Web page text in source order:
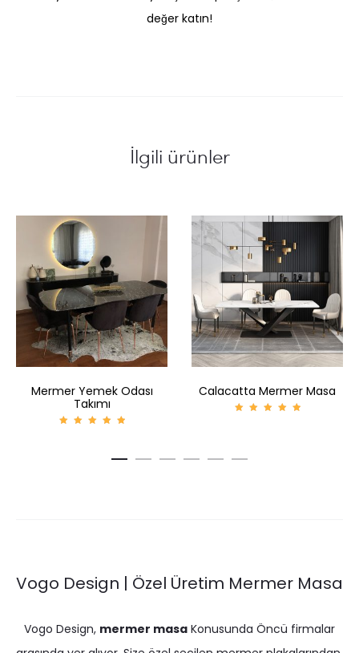
değer katın!
İlgili ürünler
Mermer Yemek Odası
Takımı
Calacatta Mermer Masa
Vogo Design | Özel Üretim Mermer Masa
Vogo Design, mermer masa Konusunda Öncü firmalar